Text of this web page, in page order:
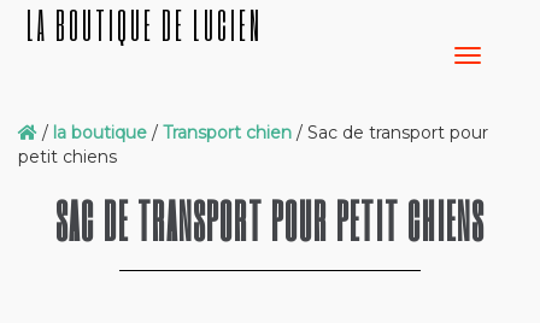
LA BOUTIQUE DE LUCIEN
/ la boutique / Transport chien / Sac de transport pour
petit chiens
SAC DE TRANSPORT POUR PETIT CHIENS